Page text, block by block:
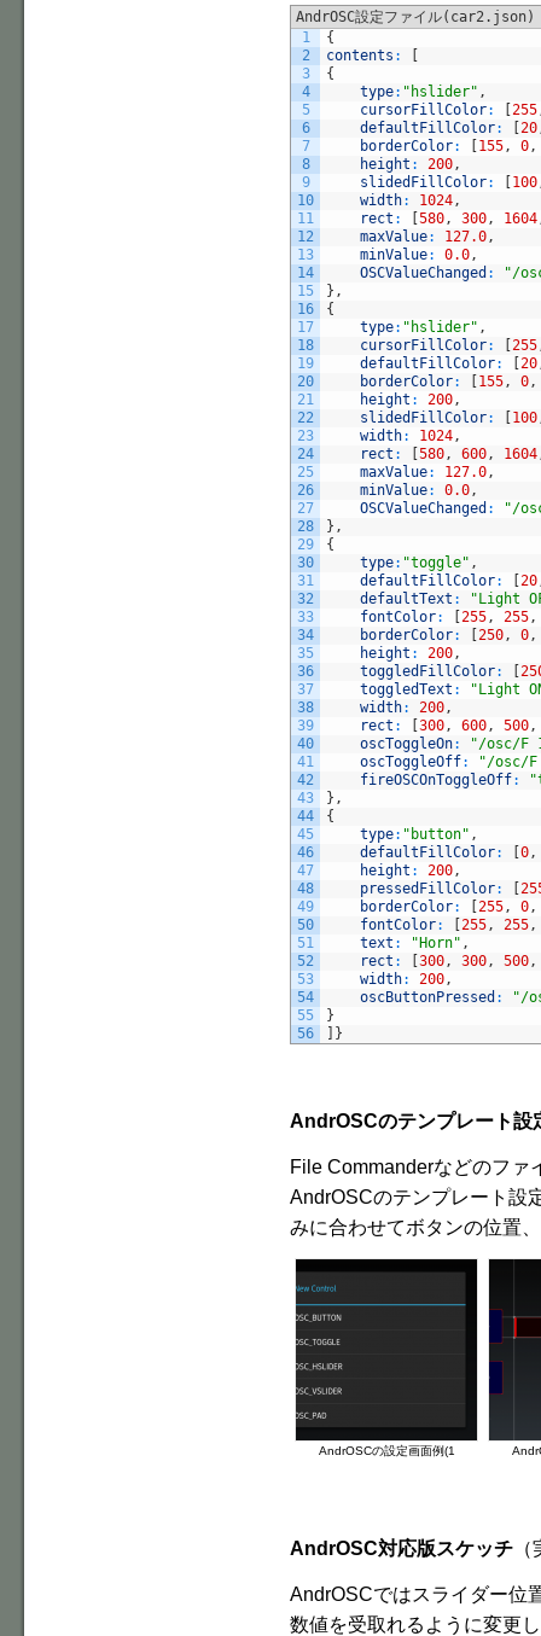
AndrOSC設定ファイル(car2.json)
1
2
3
4
5
6
7
8
9
10
11
12
13
14
15
16
17
18
19
20
21
22
23
24
25
26
27
28
29
30
31
32
33
34
35
36
37
38
39
40
41
42
43
44
45
46
47
48
49
50
51
52
53
54
55
56
{
contents :
[
{
type: "hslider" ,
cursorFillColor: [255
defaultFillColor: [20
borderColor: [155 , 0 ,
height : 200 ,
slidedFillColor: [100
width: 1024 ,
rect : [580 , 300 , 1604
maxValue: 127.0 ,
minValue: 0.0 ,
OSCValueChanged :
"/
} ,
{
type: "hslider" ,
cursorFillColor: [255
defaultFillColor: [20
borderColor: [155 , 0 ,
height : 200 ,
slidedFillColor: [100
width: 1024 ,
rect : [580 , 600 , 1604
maxValue: 127.0 ,
minValue: 0.0 ,
OSCValueChanged :
"/
} ,
{
type: "toggle" ,
defaultFillColor: [20
defaultText :
"Light
fontColor: [255 , 255 ,
borderColor: [250 , 0 ,
height : 200 ,
toggledFillColor: [
toggledText :
"Light
width: 200 ,
rect : [300 , 600 , 500 ,
oscToggleOn:
"/osc/F
oscToggleOff:
"/osc/
fireOSCOnToggleOff:
} ,
{
type: "button" ,
defaultFillColor: [0 ,
height : 200 ,
pressedFillColor: [
borderColor: [255 , 0 ,
fontColor: [255 , 255 ,
text : "Horn" ,
rect : [300 , 300 , 500 ,
width: 200 ,
oscButtonPressed :
"/
}
] }
AndrOSCのテンプレート設
File Commanderなどのファ
AndrOSCのテンプレート設
みに合わせてボタンの位置
AndrOSCの設定画面例(1
AndrOSC対応版スケッチ
AndrOSCではスライダー位
数値を受取れるように変更